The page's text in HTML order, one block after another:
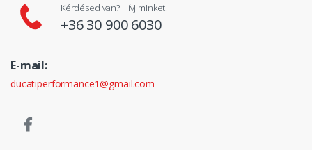
Kérdésed van? Hívj minket!
+36 30 900 6030
E-mail:
ducatiperformance1@gmail.com